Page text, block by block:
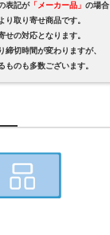
表記が「メーカー品」 の場合
り寄せ商品です。
応となります。
間が変わりますが、
多数ございます。